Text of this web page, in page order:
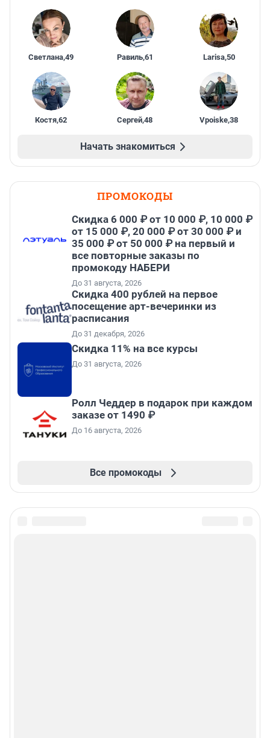
Светлана,49 Равиль,61 Larisa,50
Костя,62 Сергей,48 Vpoiske,38
Начать знакомиться
ПРОМОКОДЫ
Скидка 6 000 ₽ от 10 000 ₽, 10 000 ₽
от 15 000 ₽, 20 000 ₽ от 30 000 ₽ и
35 000 ₽ от 50 000 ₽ на первый и
все повторные заказы по
промокоду НАБЕРИ
До 31 августа, 2026
Cкидка 400 рублей на первое
посещение арт-вечеринки из
расписания
До 31 декабря, 2026
Скидка 11% на все курсы
До 31 августа, 2026
Ролл Чеддер в подарок при каждом
заказе от 1490 ₽
До 16 августа, 2026
Все промокоды